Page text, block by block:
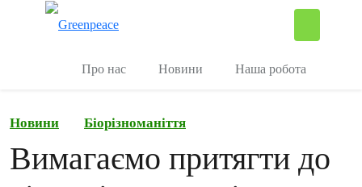
Про нас Новини Наша робота
Новини Біорізноманіття
Вимагаємо притягти до